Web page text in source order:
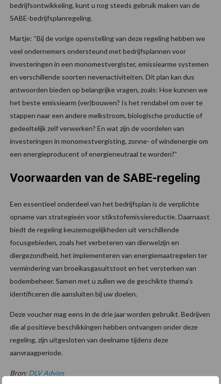
bedrijfsontwikkeling, kunt u nog steeds gebruik maken van de
SABE-bedrijfsplanregeling.
Martje: “Bij de vorige openstelling van deze regeling hebben we
veel ondernemers ondersteund met bedrijfsplannen voor
investeringen in een monomestvergister, emissiearme systemen
en verschillende soorten nevenactiviteiten. Dit plan kan dus
antwoorden bieden op belangrijke vragen, zoals: Hoe kunnen we
het beste emissiearm (ver)bouwen? Is het rendabel om over te
stappen naar een andere melkstroom, biologische productie of
gedeeltelijk zelf verwerken? En wat zijn de voordelen van
investeringen in monomestvergisting, zonne- of windenergie om
een energieproducent of energieneutraal te worden?”
Voorwaarden van de SABE-regeling
Een essentieel onderdeel van het bedrijfsplan is de verplichte
opname van strategieën voor stikstofemissiereductie. Daarnaast
biedt de regeling keuzemogelijkheden uit verschillende
focusgebieden, zoals het verbeteren van dierwelzijn en
diergezondheid, het implementeren van energiemaatregelen ter
vermindering van broeikasgasuitstoot en het versterken van
bodembeheer. Samen met u zullen we de geschikte thema’s
identificeren die aansluiten bij uw doelen.
Deze voucher mag eens in de drie jaar worden gebruikt. Bedrijven
die al positieve beschikkingen hebben ontvangen onder deze
regeling, zijn uitgesloten van deelname tijdens deze
aanvraagperiode.
Bron: DLV Advies